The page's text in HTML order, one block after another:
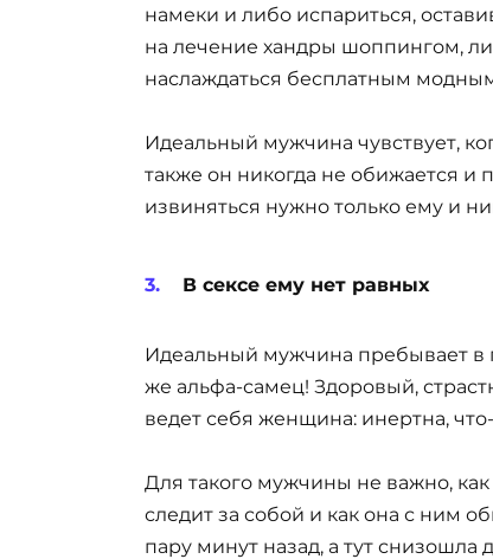
намеки и либо испариться,
на лечение хандры шоппингом,
наслаждаться бесплатным
Идеальный мужчина чувствует,
также он никогда не обижается и
извиняться нужно только ему и
В сексе ему нет равных
Идеальный мужчина пребывает в
же альфа-самец! Здоровый,
ведет себя женщина: инертна,
Для такого мужчины не важно,
следит за собой и как она с ним
пару минут назад, а тут снизошла